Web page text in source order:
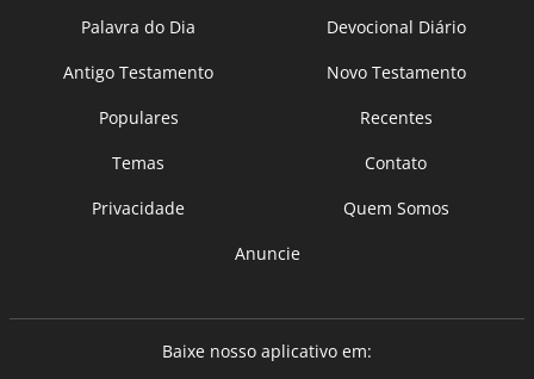
Palavra do Dia
Devocional Diário
Antigo Testamento
Novo Testamento
Populares
Recentes
Temas
Contato
Privacidade
Quem Somos
Anuncie
Baixe nosso aplicativo em: